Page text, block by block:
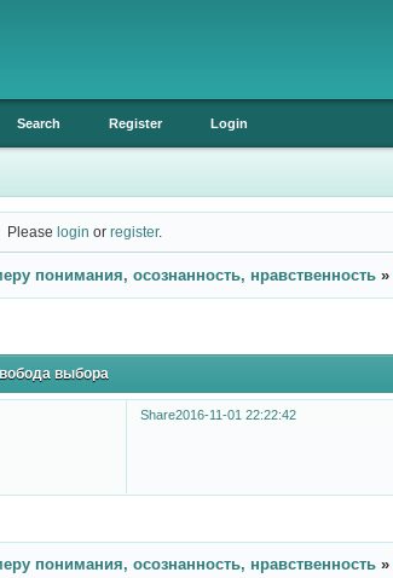
Search Register Login
Pleaselogin orregister.
понимания, осознанность, нравственность »
выбора
Share2016-11-01 22:22:42
понимания, осознанность, нравственность »